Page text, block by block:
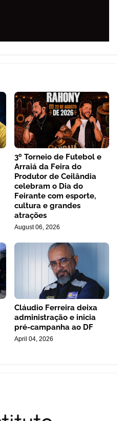
3º Torneio de Futebol e
Arraiá da Feira do
Produtor de Ceilândia
celebram o Dia do
Feirante com esporte,
cultura e grandes
atrações
August 06, 2026
Cláudio Ferreira deixa
administração e inicia
pré-campanha ao DF
April 04, 2026